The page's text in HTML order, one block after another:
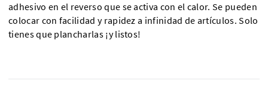
adhesivo en el reverso que se activa con el calor. Se pueden
colocar con facilidad y rapidez a infinidad de artículos. Solo
tienes que plancharlas ¡y listos!